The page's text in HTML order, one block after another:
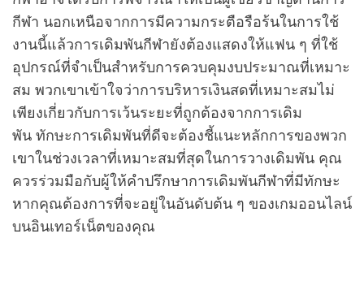
กีฬา นอกเหนือจากการมีความกระตือรือร้นในการใช้
งานนี้แล้วการเดิมพันกีฬายังต้องแสดงให้แฟน ๆ ที่ใช้
อุปกรณ์ที่จำเป็นสำหรับการควบคุมงบประมาณที่เหมาะ
สม พวกเขาเข้าใจว่าการบริหารเงินสดที่เหมาะสมไม่
เพียงเกี่ยวกับการเว้นระยะที่ถูกต้องจากการเดิม
พัน ทักษะการเดิมพันที่ดีจะต้องชี้แนะหลักการของพวก
เขาในช่วงเวลาที่เหมาะสมที่สุดในการวางเดิมพัน คุณ
ควรร่วมมือกับผู้ให้คำปรึกษาการเดิมพันกีฬาที่มีทักษะ
หากคุณต้องการที่จะอยู่ในอันดับต้น ๆ ของเกมออนไลน์
บนอินเทอร์เน็ตของคุณ